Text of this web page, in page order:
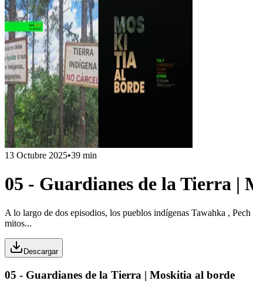
13 Octubre 2025•39 min
05 - Guardianes de la Tierra |
A lo largo de dos episodios, los pueblos indígenas Tawahka ,
mitos...
Descargar
05 - Guardianes de la Tierra | Moskitia al borde